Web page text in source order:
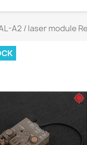
A2 / laser module